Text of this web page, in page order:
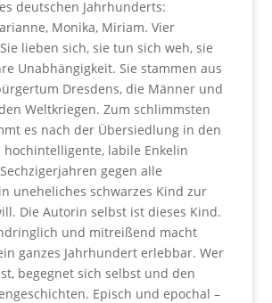
deutschen Jahrhunderts:
Monika, Miriam. Vier
lieben sich, sie tun sich weh, sie
Unabhängigkeit. Sie stammen aus
Dresdens, die Männer und
Weltkriegen. Zum schlimmsten
es nach der Übersiedlung in den
hochintelligente, labile Enkelin
gegen alle
uneheliches schwarzes Kind zur
Die Autorin selbst ist dieses Kind.
und mitreißend macht
ganzes Jahrhundert erlebbar. Wer
begegnet sich selbst und den
Episch und epochal –